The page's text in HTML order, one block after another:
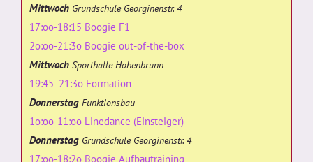
Mittwoch Grundschule Georginenstr. 4
17:oo-18:15 Boogie F1
2o:oo-21:3o Boogie out-of-the-box
Mittwoch Sporthalle Hohenbrunn
19:45 -21:3o Formation
Donnerstag Funktionsbau
1o:oo-11:oo Linedance (Einsteiger)
Donnerstag Grundschule Georginenstr. 4
17:oo-18:2o Boogie Aufbautraining